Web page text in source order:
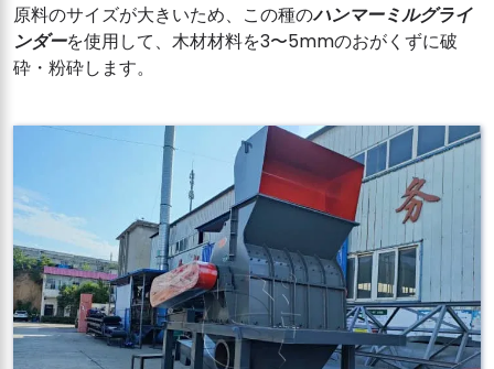
原料のサイズが大きいため、この種のハンマーミルグライ
ンダーを使用して、木材材料を3〜5mmのおがくずに破
砕・粉砕します。